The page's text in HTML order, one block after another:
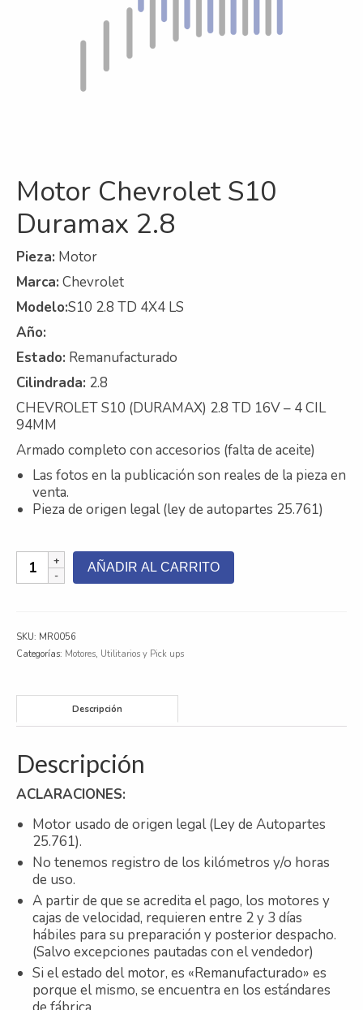
Refrigeración
A campo
Generación
Inyección
Mecanizado
Motores
Turbos
Contacto
Nosotros
Galeria
Trabaja con nosotros
Motor Chevrolet S10
Duramax 2.8
Pieza: Motor
Marca: Chevrolet
Modelo:S10 2.8 TD 4X4 LS
Año:
Estado: Remanufacturado
Cilindrada: 2.8
CHEVROLET S10 (DURAMAX) 2.8 TD 16V – 4 CIL
94MM
Armado completo con accesorios (falta de aceite)
Las fotos en la publicación son reales de la pieza en
venta.
Pieza de origen legal (ley de autopartes 25.761)
Motor
Chevrolet
cantidad
AÑADIR AL CARRITO
SKU: MR0056
Categorías: Motores, Utilitarios y Pick ups
Descripción
Descripción
ACLARACIONES:
Motor usado de origen legal (Ley de Autopartes
25.761).
No tenemos registro de los kilómetros y/o horas
de uso.
A partir de que se acredita el pago, los motores y
cajas de velocidad, requieren entre 2 y 3 días
hábiles para su preparación y posterior despacho.
(Salvo excepciones pautadas con el vendedor)
Si el estado del motor, es «Remanufacturado» es
porque el mismo, se encuentra en los estándares